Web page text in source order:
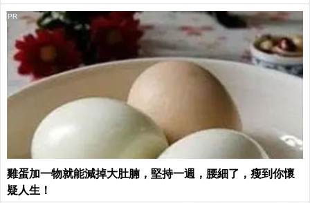
雞蛋加一物就能減掉大肚腩，堅持一週，腰細了，瘦到你懷
疑人生！
PR